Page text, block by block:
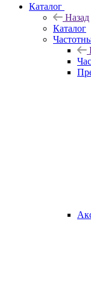
Каталог
Назад
Каталог